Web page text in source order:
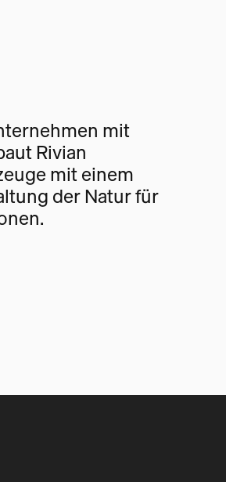
mit
Rivian
mit einem
der Natur für